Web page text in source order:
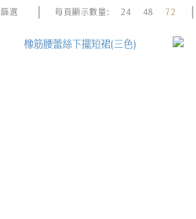
篩選 每頁顯示數量: 24 48 72